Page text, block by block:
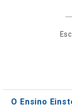
O Ensino